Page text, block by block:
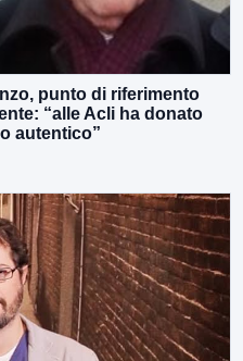
punto di riferimento
“alle Acli ha donato
autentico”